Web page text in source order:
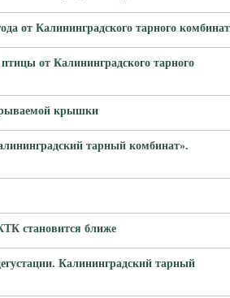
от Калининградского тарного
от Калининградского тарного
крышки
тарный комбинат».
становится ближе
Калининградский тарный